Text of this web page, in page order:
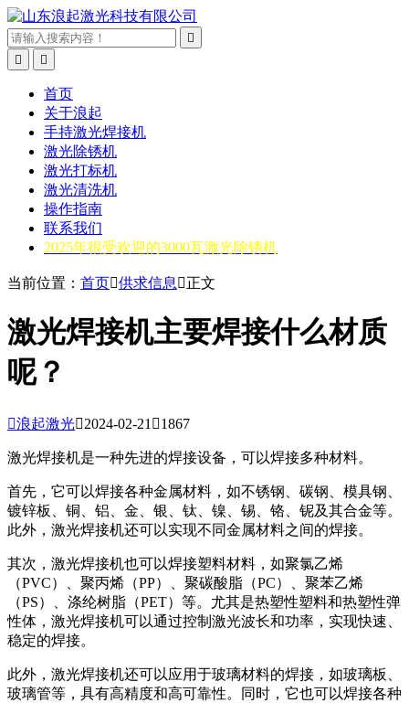



首页
关于浪起
手持激光焊接机
激光除锈机
激光打标机
激光清洗机
操作指南
联系我们
2025年很受欢迎的3000瓦激光除锈机
当前位置： 首页供求信息 正文
激光焊接机主要焊接什么材质
呢？
浪起激光2024-02-21 1867
激光焊接机是一种先进的焊接设备，可以焊接多种材料。
首先，它可以焊接各种金属材料，如不锈钢、碳钢、模具钢、
镀锌板、铜、铝、金、银、钛、镍、锡、铬、铌及其合金等。
此外，激光焊接机还可以实现不同金属材料之间的焊接。
其次，激光焊接机也可以焊接塑料材料，如聚氯乙烯
（PVC）、聚丙烯（PP）、聚碳酸脂（PC）、聚苯乙烯
（PS）、涤纶树脂（PET）等。尤其是热塑性塑料和热塑性弹
性体，激光焊接机可以通过控制激光波长和功率，实现快速、
稳定的焊接。
此外，激光焊接机还可以应用于玻璃材料的焊接，如玻璃板、
玻璃管等，具有高精度和高可靠性。同时，它也可以焊接各种